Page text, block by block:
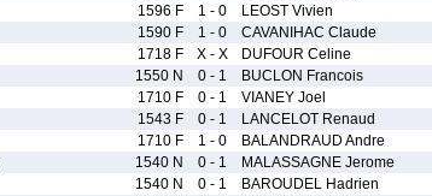
1596 F 1 - 0 LEOST Vivien
1590 F 1 - 0 CAVANIHAC Claude
1718 F X - X DUFOUR Celine
1550 N 0 - 1 BUCLON Francois
1710 F 0 - 1 VIANEY Joel
1543 F 0 - 1 LANCELOT Renaud
1710 F 1 - 0 BALANDRAUD Andre
1540 N 0 - 1 MALASSAGNE Jerome
1540 N 0 - 1 BAROUDEL Hadrien